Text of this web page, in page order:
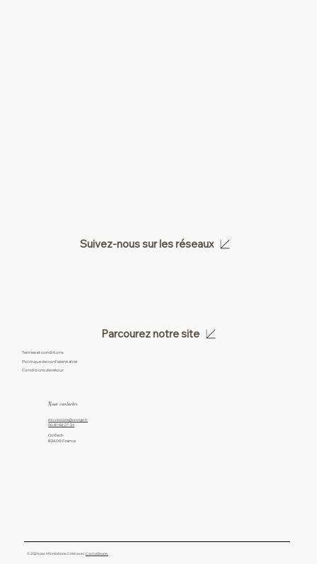
© 2024 par Mlcréations. Créé avecCactusJaune.
Suivez-nous sur les réseaux
Parcourez notre site
Politique de confidentialité
Termes et conditions
Conditions de retour
ml.creations@orange.fr
06-81-68-27-34
Golfech
82400 France
Nous contacter